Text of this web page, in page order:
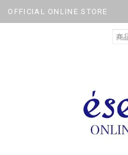
OFFICIAL ONLINE STORE